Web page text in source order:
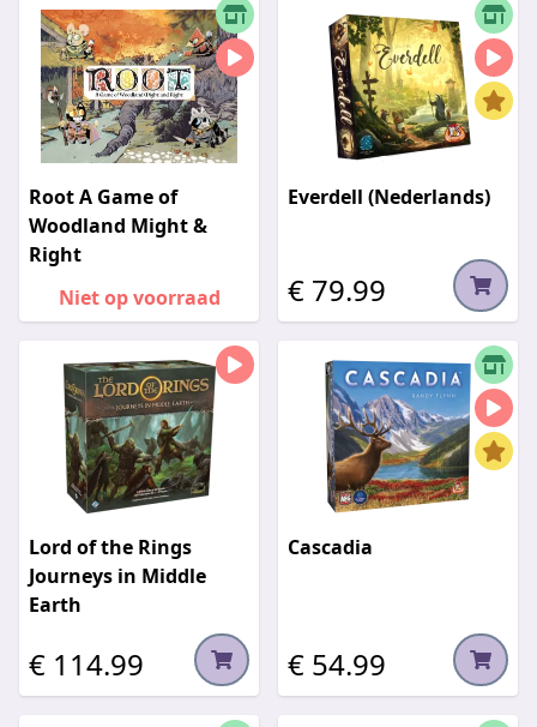
Root A Game of
Woodland Might &
Right
Niet op voorraad
Everdell (Nederlands)
€ 79.99
Lord of the Rings
Journeys in Middle
Earth
€ 114.99
Cascadia
€ 54.99